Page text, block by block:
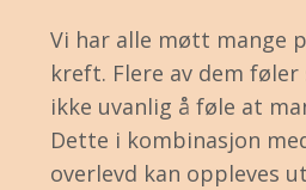
Vi har alle møtt mange
kreft. Flere av dem
ikke uvanlig å føle at
Dette i kombinasjon
overlevd kan oppleves